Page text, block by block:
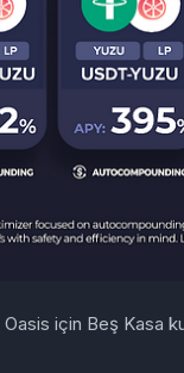
için Beş Kasa